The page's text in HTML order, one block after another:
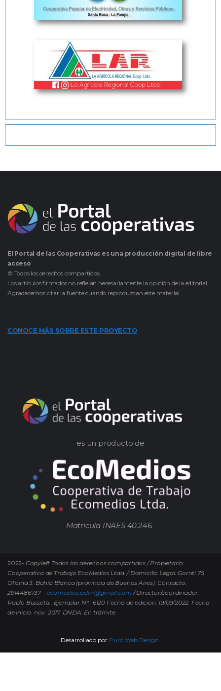
El Portal de las Cooperativas es una producción digital de libre
acceso
© Todos los derechos compartidos.
Los artículos firmados no reflejan necesariamente la opinión de la editorial.
Agradecemos citar la fuente cuando reproduzcan este material.
CONOCE MÁS SOBRE ESTE PROYECTO
es un producto de
Matrícula INAES 40.246.
2022- Copyleft Todos los derechos compartidos / Propietario:
Cooperativa de Trabajo EcoMedios Ltda. / Domicilio Legal: Gorriti 75.
Oficina 3. Bahía Blanca (provincia de Buenos Aires). Contacto.
2914486737 –ecomedios.adm@gmail.com / Director/coordinador:
Pablo Bussetti.. Ejemplar N° : 6120 Fecha de edición: 19/09/2022. Fecha
de inicio: nov. 2017. DNDA: En trámite
Desarrollado por Puro Web Design.